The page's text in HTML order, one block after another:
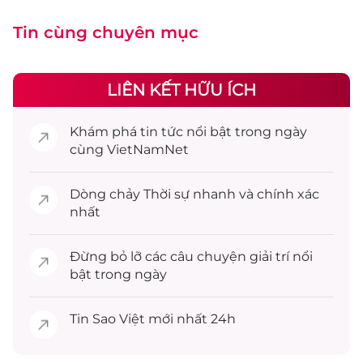
Tin cùng chuyên mục
LIÊN KẾT HỮU ÍCH
Khám phá tin tức nổi bật trong ngày
cùng VietNamNet
Dòng chảy Thời sự nhanh và chính xác
nhất
Đừng bỏ lỡ các câu chuyện giải trínổi
bật trong ngày
Tin Sao Việt mới nhất 24h